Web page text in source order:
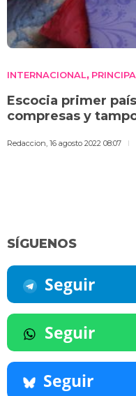
INTERNACIONAL,
Escocia primer
compresas y
Redaccion, 16 agosto 2022 08:07
SÍGUENOS
Seguir
Seguir
Seguir